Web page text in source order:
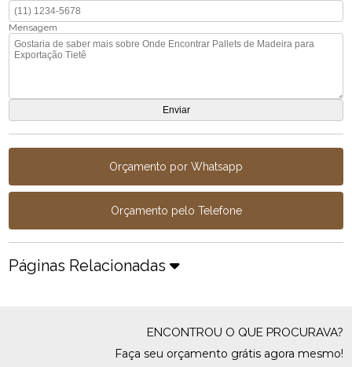
Mensagem
Orçamento por Whatsapp
Orçamento pelo Telefone
Páginas Relacionadas
ENCONTROU O QUE PROCURAVA?
Faça seu orçamento grátis agora mesmo!